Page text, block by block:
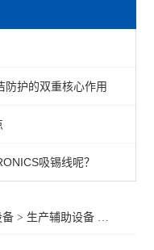
防护的双重核心作用
吸锡线呢？
备 > 生产辅助设备